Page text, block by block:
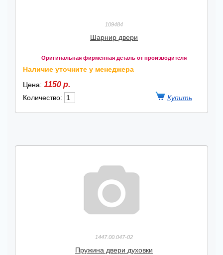
109484
Шарнир двери
Оригинальная фирменная деталь от производителя
Наличие уточните у менеджера
Цена: 1150 р.
Количество:
1447.00.047-02
Пружина двери духовки